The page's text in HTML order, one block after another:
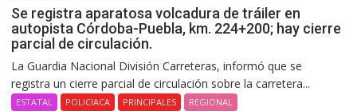
Se registra aparatosa volcadura de tráiler en
autopista Córdoba-Puebla, km. 224+200; hay cierre
parcial de circulación.
La Guardia Nacional División Carreteras, informó que se
registra un cierre parcial de circulación sobre la carretera...
ESTATAL POLICIACA PRINCIPALES REGIONAL